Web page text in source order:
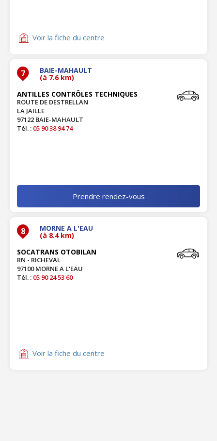
Voir la fiche du centre
7 BAIE-MAHAULT
(à 7.6 km)
ANTILLES CONTRÔLES TECHNIQUES
ROUTE DE DESTRELLAN
LA JAILLE
97122 BAIE-MAHAULT
Tél. : 05 90 38 94 74
Prendre rendez-vous
8 MORNE A L'EAU
(à 8.4 km)
SOCATRANS OTOBILAN
RN - RICHEVAL
97100 MORNE A L'EAU
Tél. : 05 90 24 53 60
Voir la fiche du centre